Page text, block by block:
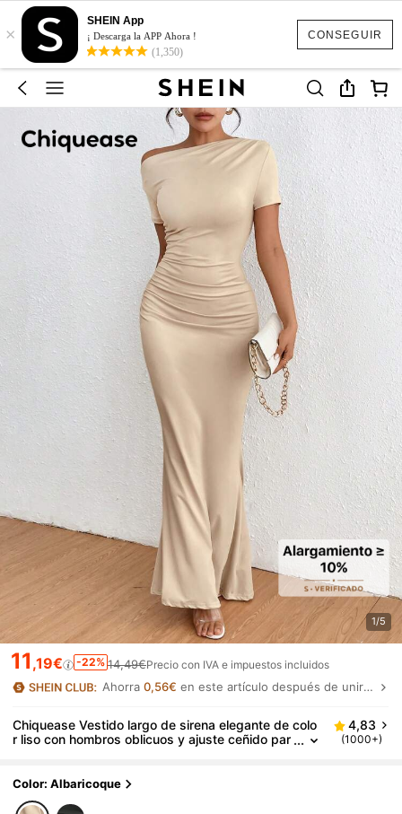
CONSEGUIR
×
SHEIN App
¡ Descarga la APP Ahora !
(1,350)
1/5
11 ,19€ -22% 14,49€Precio con IVA e impuestos incluidos
Ahorra 0,56€ en este artículo después de unirte.
Chiquease Vestido largo de sirena elegante de colo
r liso con hombros oblicuos y ajuste ceñido par
4,83
(1000+)
Color: Albaricoque